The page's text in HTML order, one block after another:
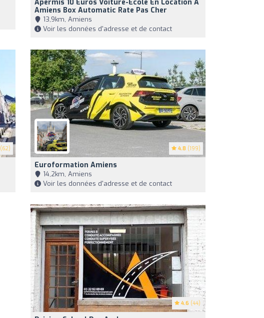
Apermis 10 Euros Voiture-École En Location À
Amiens Box Automatic Rate Pas Cher
13,9km, Amiens
Voir les données d'adresse et de contact
(62) 4.8 (199)
Euroformation Amiens
14,2km, Amiens
Voir les données d'adresse et de contact
4.6 (44)